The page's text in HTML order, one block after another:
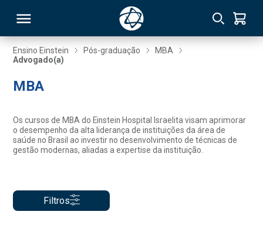
Ensino Einstein Pós-graduação
MBA
Advogado(a)
MBA
Os cursos de MBA do Einstein Hospital Israelita visam aprimorar
o desempenho da alta liderança de instituições da área de
saúde no Brasil ao investir no desenvolvimento de técnicas de
gestão modernas, aliadas a expertise da instituição.
Filtros